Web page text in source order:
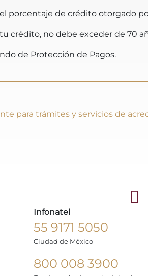
el porcentaje de crédito otorgado
crédito, no debe exceder de 70
de Protección de Pagos.
para trámites y servicios de
Infonatel
55 9171 5050
Ciudad de México
800 008 3900